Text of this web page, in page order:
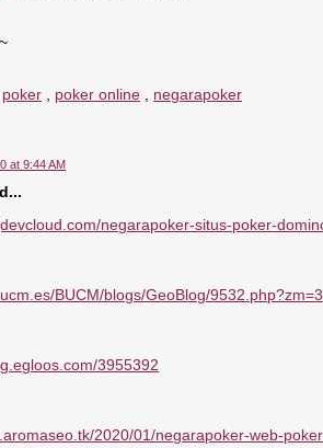
poker , poker online , negarapoker
at 9:44 AM
negarapoker-situs-poker-
BUCM/blogs/GeoBlog/9532.php?zm=3
3955392
2020/01/negarapoker-web-